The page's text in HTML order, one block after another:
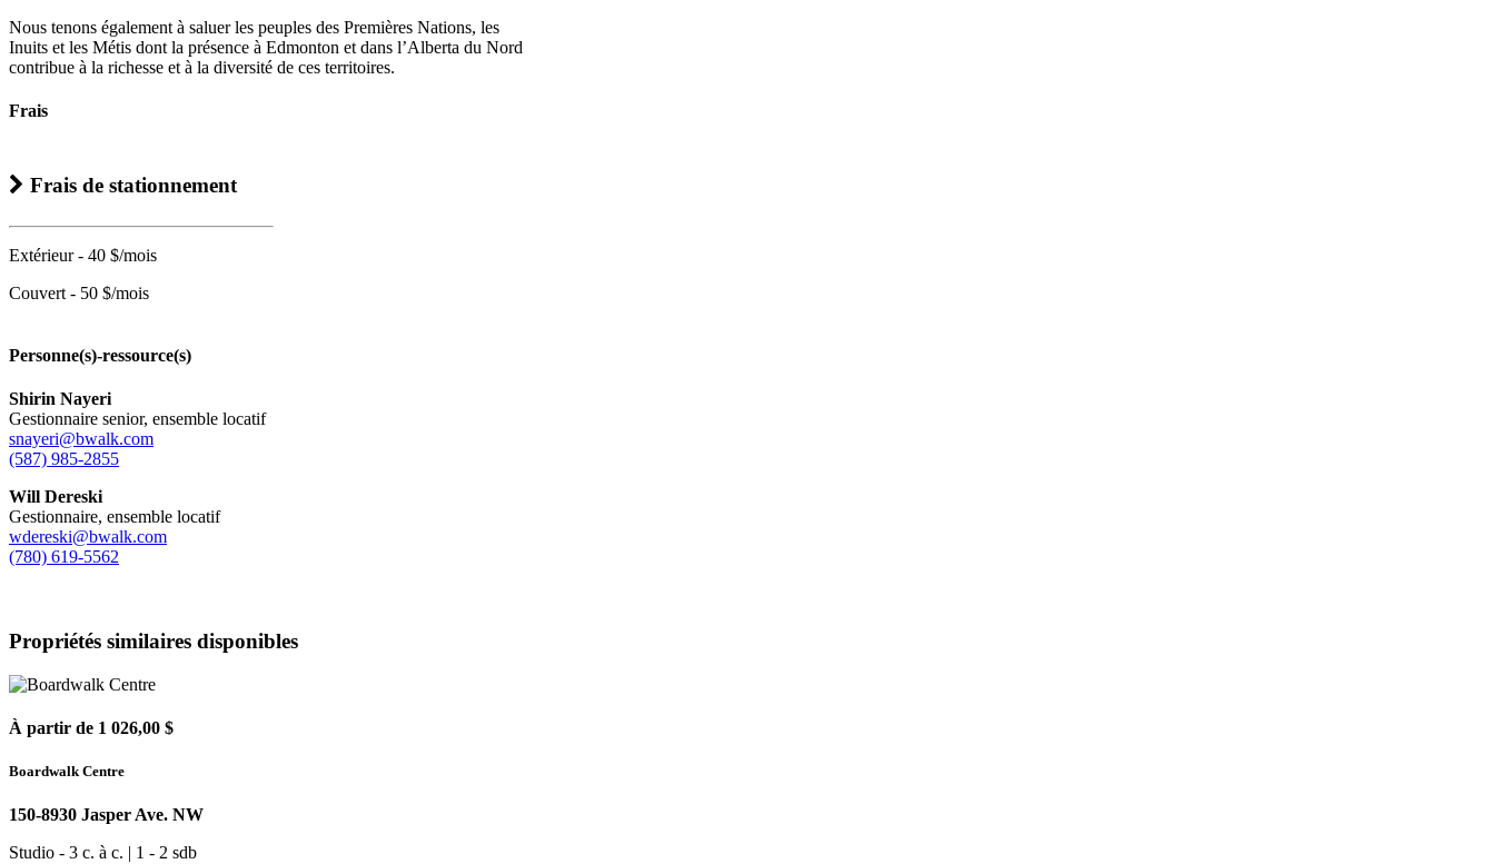
Nous tenons également à saluer les peuples des Premières Nations, les
Inuits et les Métis dont la présence à Edmonton et dans l’Alberta du Nord
contribue à la richesse et à la diversité de ces territoires.
Frais
Frais de stationnement
Extérieur - 40 $/mois
Couvert - 50 $/mois
Personne(s)-ressource(s)
Shirin Nayeri
Gestionnaire senior, ensemble locatif
snayeri@bwalk.com
(587) 985-2855
Will Dereski
Gestionnaire, ensemble locatif
wdereski@bwalk.com
(780) 619-5562
Propriétés similaires disponibles
À partir de 1 026,00 $
Boardwalk Centre
150-8930 Jasper Ave. NW
Studio - 3 c. à c. | 1 - 2 sdb